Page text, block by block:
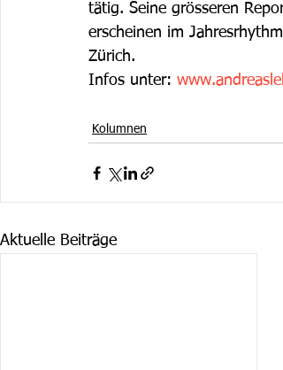
tätig. Seine grösseren
erscheinen im
Zürich.
Infos unter:
Kolumnen
Aktuelle Beiträge